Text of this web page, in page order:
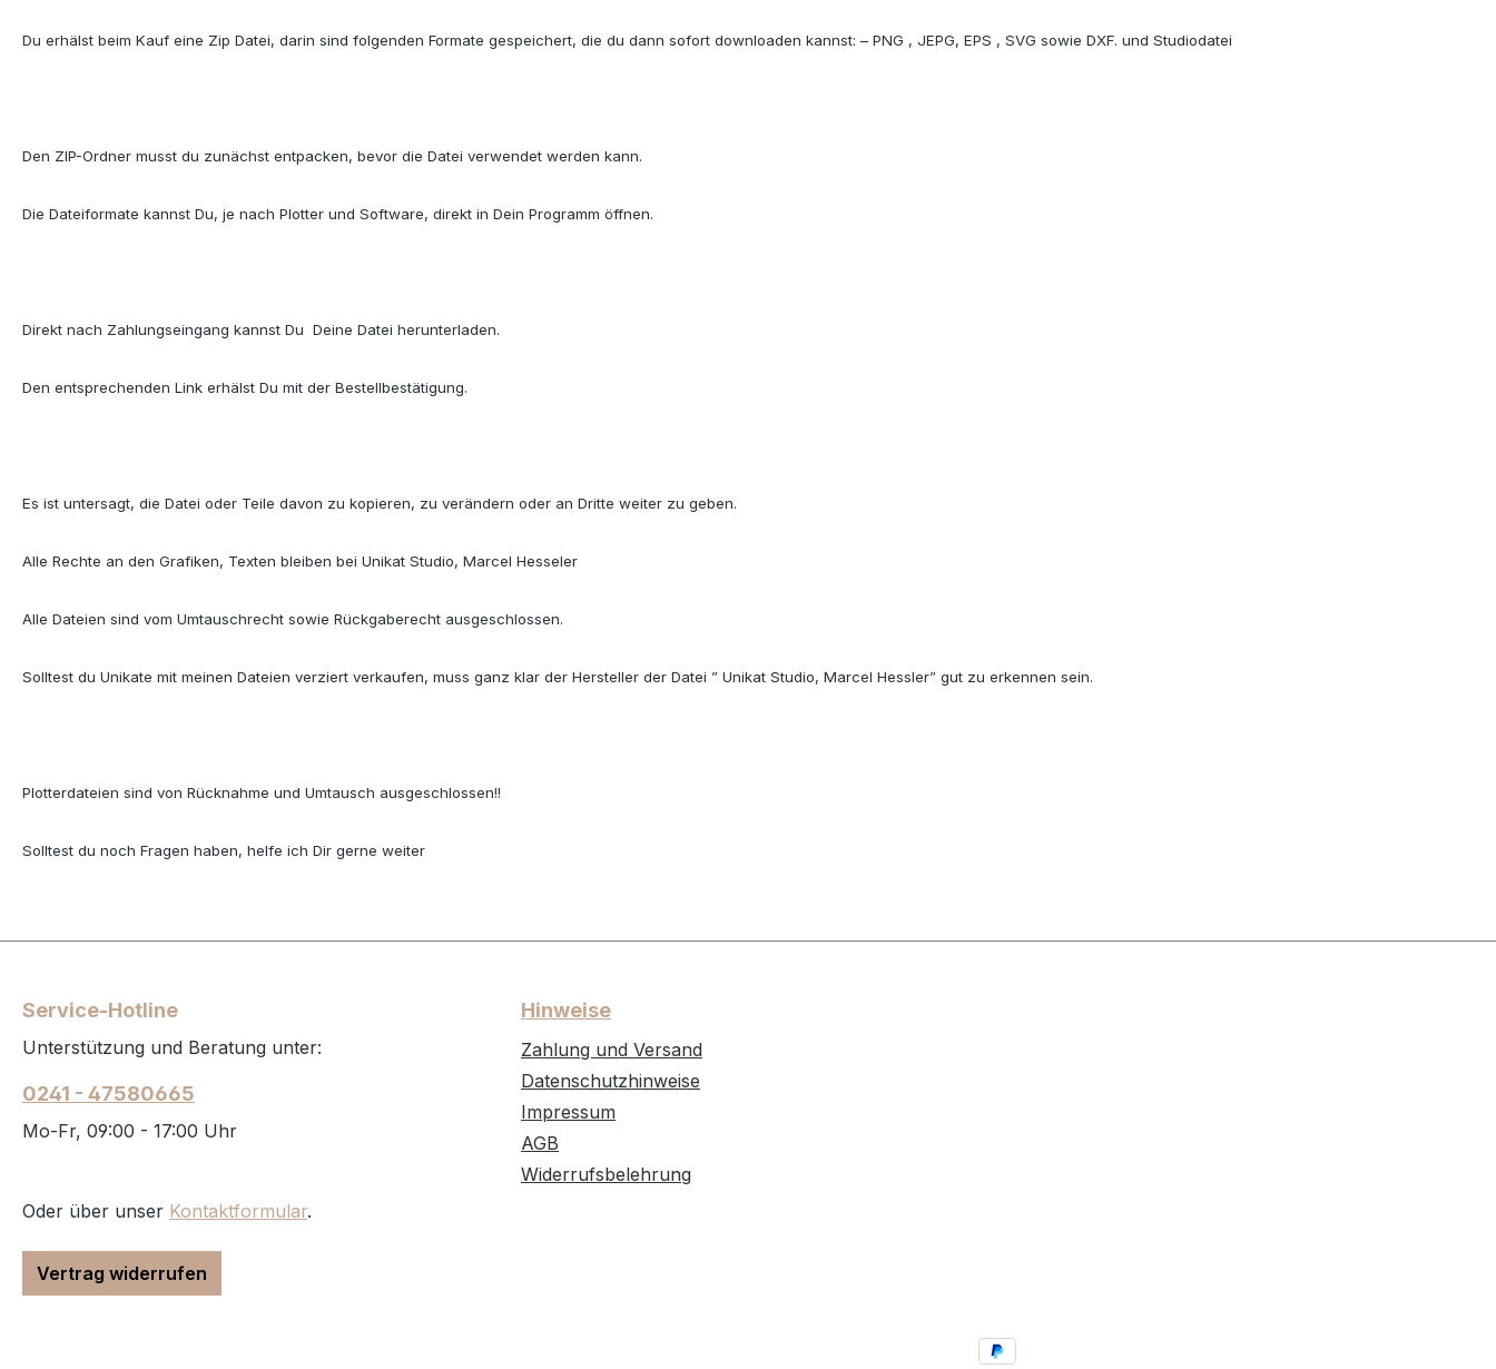
Du erhälst beim Kauf eine Zip Datei, darin sind folgenden Formate gespeichert, die du dann sofort downloaden kannst: – PNG , JEPG, EPS , SVG sowie DXF. und Studiodatei
Den ZIP-Ordner musst du zunächst entpacken, bevor die Datei verwendet werden kann.
Die Dateiformate kannst Du, je nach Plotter und Software, direkt in Dein Programm öffnen.
Direkt nach Zahlungseingang kannst Du Deine Datei herunterladen.
Den entsprechenden Link erhälst Du mit der Bestellbestätigung.
Es ist untersagt, die Datei oder Teile davon zu kopieren, zu verändern oder an Dritte weiter zu geben.
Alle Rechte an den Grafiken, Texten bleiben bei Unikat Studio, Marcel Hesseler
Alle Dateien sind vom Umtauschrecht sowie Rückgaberecht ausgeschlossen.
Solltest du Unikate mit meinen Dateien verziert verkaufen, muss ganz klar der Hersteller der Datei ” Unikat Studio, Marcel Hessler” gut zu erkennen sein.
Plotterdateien sind von Rücknahme und Umtausch ausgeschlossen!!
Solltest du noch Fragen haben, helfe ich Dir gerne weiter
Service-Hotline
Unterstützung und Beratung unter:
0241 - 47580665
Mo-Fr, 09:00 - 17:00 Uhr
Oder über unser Kontaktformular.
Vertrag widerrufen
Hinweise
Zahlung und Versand
Datenschutzhinweise
Impressum
AGB
Widerrufsbelehrung